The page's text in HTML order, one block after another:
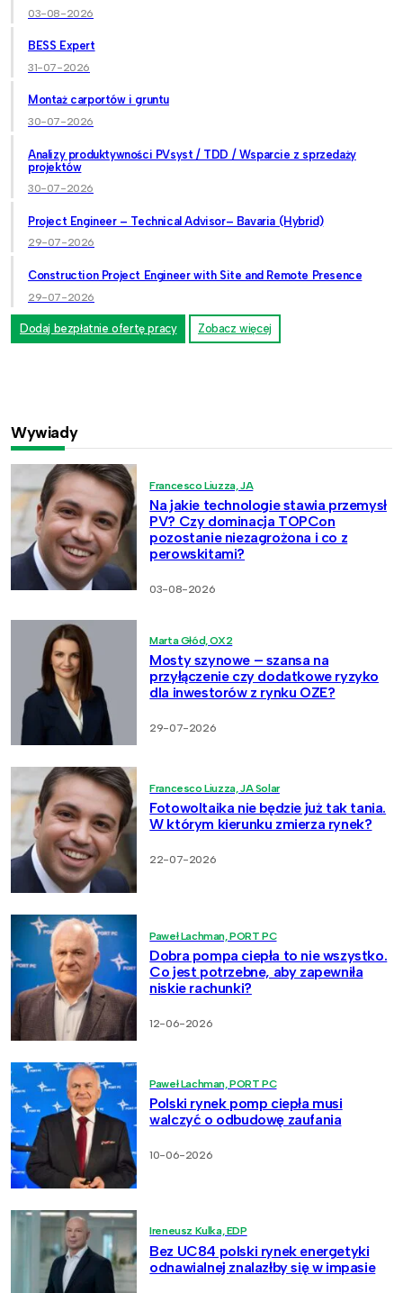
03-08-2026
BESS Expert
31-07-2026
Montaż carportów i gruntu
30-07-2026
Analizy produktywności PVsyst / TDD / Wsparcie z sprzedaży
projektów
30-07-2026
Project Engineer – Technical Advisor– Bavaria (Hybrid)
29-07-2026
Construction Project Engineer with Site and Remote Presence
29-07-2026
Dodaj bezpłatnie ofertę pracy Zobacz więcej
Wywiady
Francesco Liuzza, JA
Na jakie technologie stawia przemysł
PV? Czy dominacja TOPCon
pozostanie niezagrożona i co z
perowskitami?
03-08-2026
Marta Głód, OX2
Mosty szynowe – szansa na
przyłączenie czy dodatkowe ryzyko
dla inwestorów z rynku OZE?
29-07-2026
Francesco Liuzza, JA Solar
Fotowoltaika nie będzie już tak tania.
W którym kierunku zmierza rynek?
22-07-2026
Paweł Lachman, PORT PC
Dobra pompa ciepła to nie wszystko.
Co jest potrzebne, aby zapewniła
niskie rachunki?
12-06-2026
Paweł Lachman, PORT PC
Polski rynek pomp ciepła musi
walczyć o odbudowę zaufania
10-06-2026
Ireneusz Kulka, EDP
Bez UC84 polski rynek energetyki
odnawialnej znalazłby się w impasie